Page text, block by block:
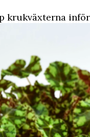
krukväxterna